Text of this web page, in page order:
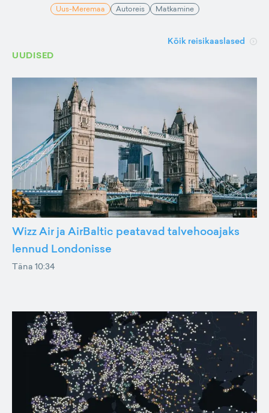
Uus-Meremaa Autoreis Matkamine
Kõik reisikaaslased
UUDISED
Wizz Air ja AirBaltic peatavad talvehooajaks
lennud Londonisse
Täna 10:34